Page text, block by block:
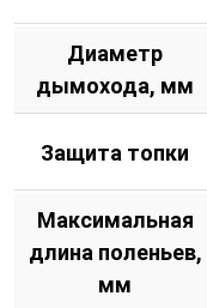
Диаметр
дымохода, мм
Защита топки
Максимальная
длина поленьев,
мм